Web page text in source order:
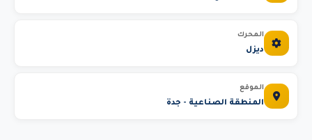
المحرك
ديزل
الموقع
المنطقة الصناعية - جدة